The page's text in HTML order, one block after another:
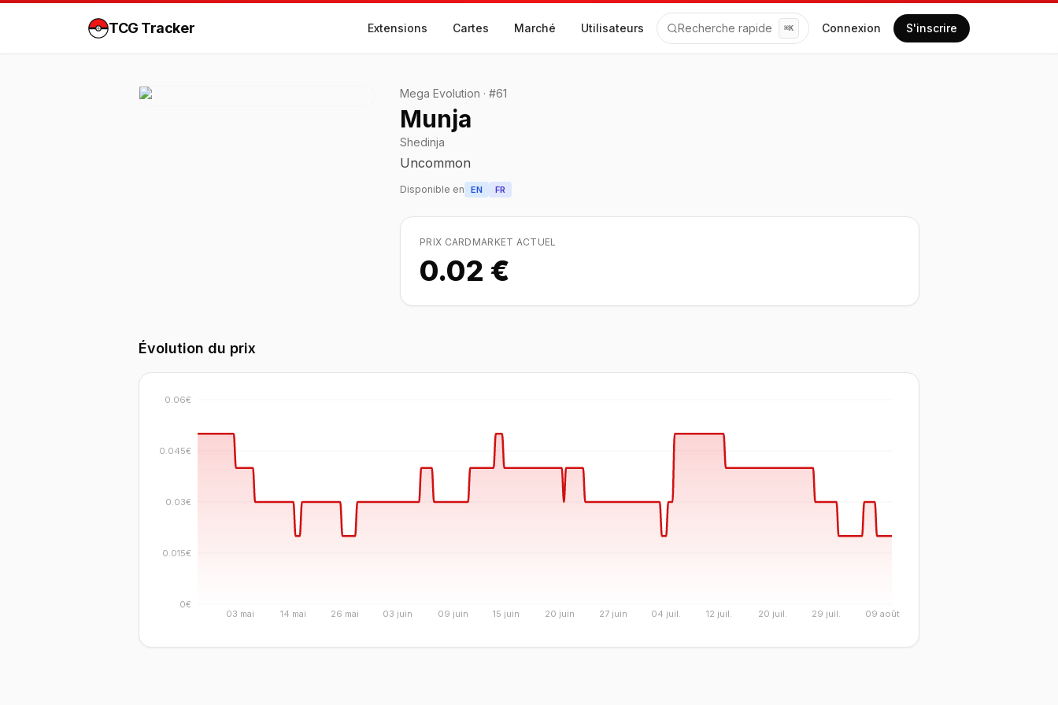
TCG Tracker Extensions Cartes Marché Utilisateurs Recherche rapide ⌘K Connexion S'inscrire
Mega Evolution · #61
Munja
Shedinja
Uncommon
Disponible en EN FR
PRIX CARDMARKET ACTUEL
0.02 €
Évolution du prix
03 mai 14 mai 26 mai 03 juin 09 juin 15 juin 20 juin 27 juin 04 juil. 12 juil. 20 juil. 29 juil. 09 août
0€
0.015€
0.03€
0.045€
0.06€